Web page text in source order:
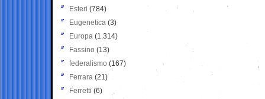
Esteri (784)
Eugenetica (3)
Europa (1.314)
Fassino (13)
federalismo (167)
Ferrara (21)
Ferretti (6)